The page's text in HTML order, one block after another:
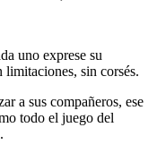
uno exprese su
limitaciones, sin corsés.
a sus compañeros, ese
todo el juego del